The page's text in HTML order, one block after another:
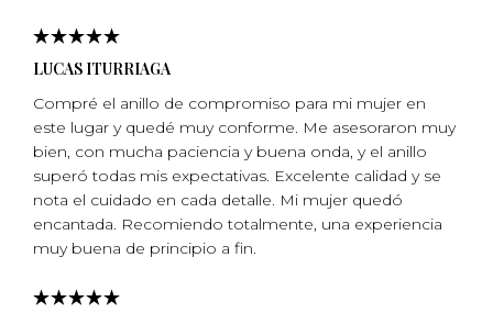
LUCAS ITURRIAGA
Compré el anillo de compromiso para mi mujer en
este lugar y quedé muy conforme. Me asesoraron muy
bien, con mucha paciencia y buena onda, y el anillo
superó todas mis expectativas. Excelente calidad y se
nota el cuidado en cada detalle. Mi mujer quedó
encantada. Recomiendo totalmente, una experiencia
muy buena de principio a fin.